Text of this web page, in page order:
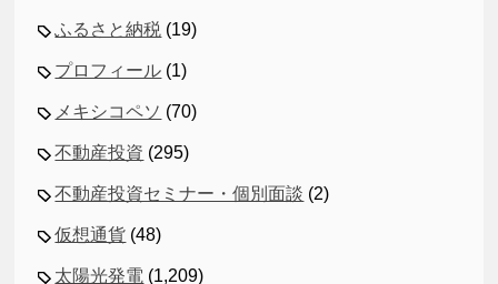
ふるさと納税 (19)
プロフィール (1)
メキシコペソ (70)
不動産投資 (295)
不動産投資セミナー・個別面談 (2)
仮想通貨 (48)
太陽光発電 (1,209)